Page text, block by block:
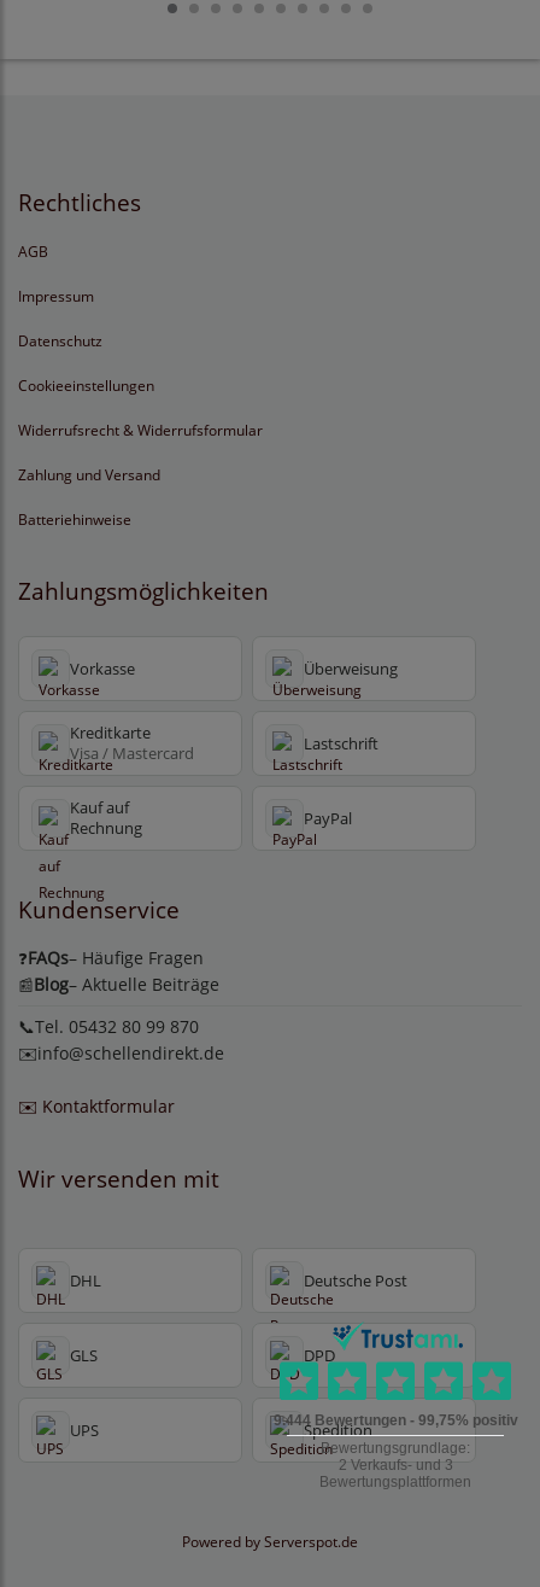
Rechtliches
AGB
Impressum
Datenschutz
Cookieeinstellungen
Widerrufsrecht & Widerrufsformular
Zahlung und Versand
Batteriehinweise
Zahlungsmöglichkeiten
Vorkasse Überweisung
Kreditkarte
Visa / Mastercard Lastschrift
Kauf auf
Rechnung
PayPal
Kundenservice
❓FAQs– Häufige Fragen
📰Blog– Aktuelle Beiträge
📞Tel. 05432 80 99 870
✉️info@schellendirekt.de
✉️ Kontaktformular
Wir versenden mit
DHL Deutsche Post
GLS DPD
UPS Spedition
Powered byServerspot.de